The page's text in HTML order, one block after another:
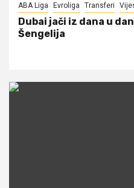
ABA Liga Evroliga Transferi
Dubai jači iz dana u
Šengelija